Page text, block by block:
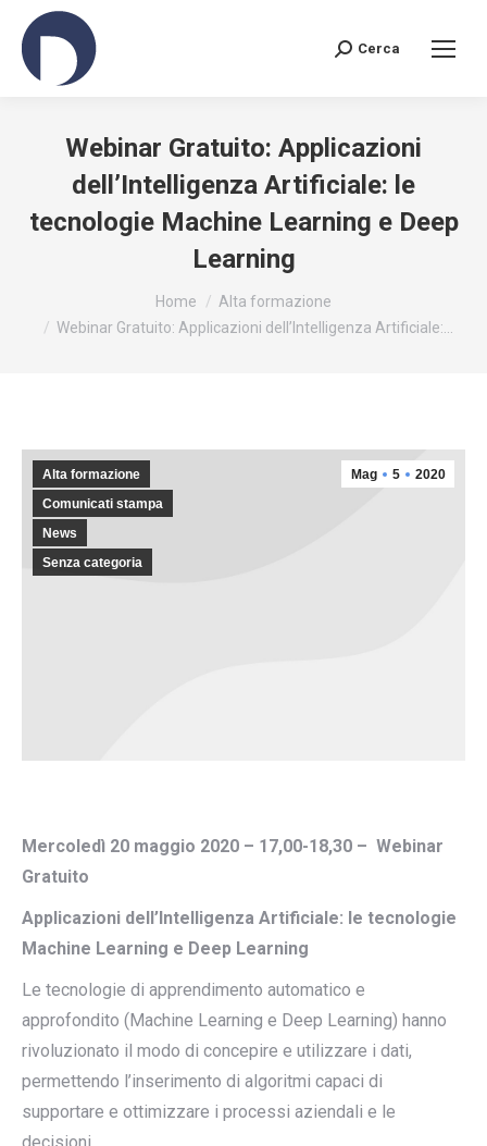
Search:
Cerca
Webinar Gratuito: Applicazioni
dell’Intelligenza Artificiale: le
tecnologie Machine Learning e Deep
Learning
Home
Alta formazione
Webinar Gratuito: Applicazioni dell’Intelligenza Artificiale:…
Mag 5 2020
Alta formazione
Comunicati stampa
News
Senza categoria
Mercoledì 20 maggio 2020 – 17,00-18,30 – Webinar
Gratuito
Applicazioni dell’Intelligenza Artificiale: le tecnologie
Machine Learning e Deep Learning
Le tecnologie di apprendimento automatico e
approfondito (Machine Learning e Deep Learning) hanno
rivoluzionato il modo di concepire e utilizzare i dati,
permettendo l’inserimento di algoritmi capaci di
supportare e ottimizzare i processi aziendali e le
decisioni.